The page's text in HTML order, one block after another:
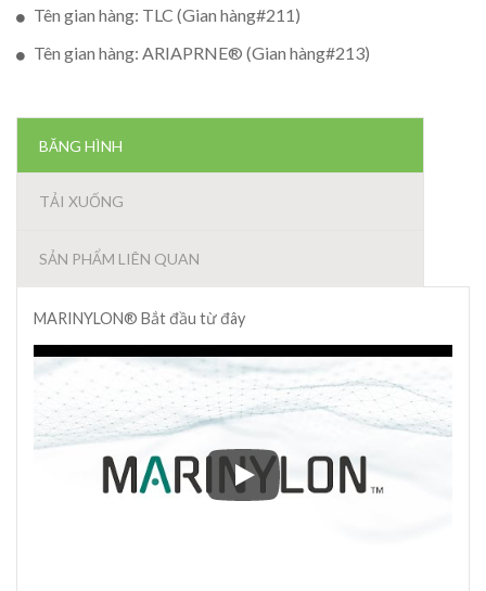
Tên gian hàng: TLC (Gian hàng#211)
Tên gian hàng: ARIAPRNE® (Gian hàng#213)
BĂNG HÌNH
TẢI XUỐNG
SẢN PHẨM LIÊN QUAN
MARINYLON® Bắt đầu từ đây
MARINYLON® Bắt đầu từ đây